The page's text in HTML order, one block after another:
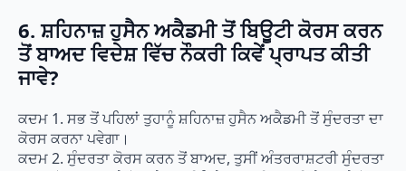
6. ਸ਼ਹਿਨਾਜ਼ ਹੁਸੈਨ ਅਕੈਡਮੀ ਤੋਂ ਬਿਊਟੀ ਕੋਰਸ ਕਰਨ
ਤੋਂ ਬਾਅਦ ਵਿਦੇਸ਼ ਵਿੱਚ ਨੌਕਰੀ ਕਿਵੇਂ ਪ੍ਰਾਪਤ ਕੀਤੀ
ਜਾਵੇ?
ਕਦਮ 1. ਸਭ ਤੋਂ ਪਹਿਲਾਂ ਤੁਹਾਨੂੰ ਸ਼ਹਿਨਾਜ਼ ਹੁਸੈਨ ਅਕੈਡਮੀ ਤੋਂ ਸੁੰਦਰਤਾ ਦਾ
ਕੋਰਸ ਕਰਨਾ ਪਵੇਗਾ।
ਕਦਮ 2. ਸੁੰਦਰਤਾ ਕੋਰਸ ਕਰਨ ਤੋਂ ਬਾਅਦ, ਤੁਸੀਂ ਅੰਤਰਰਾਸ਼ਟਰੀ ਸੁੰਦਰਤਾ